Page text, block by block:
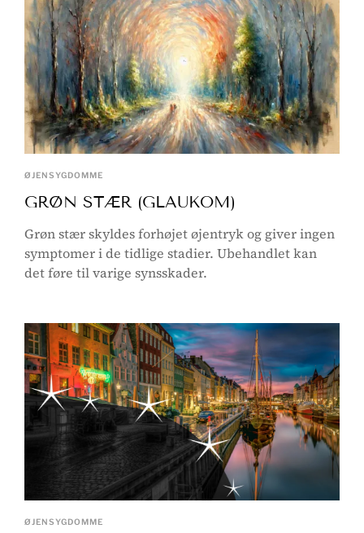
ØJENSYGDOMME
GRØN STÆR (GLAUKOM)
Grøn stær skyldes forhøjet øjentryk og giver ingen
symptomer i de tidlige stadier. Ubehandlet kan
det føre til varige synsskader.
ØJENSYGDOMME